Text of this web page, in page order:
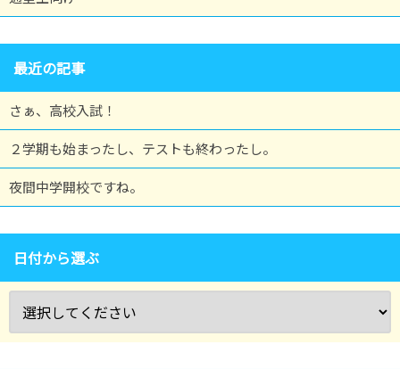
最近の記事
さぁ、高校入試！
２学期も始まったし、テストも終わったし。
夜間中学開校ですね。
日付から選ぶ